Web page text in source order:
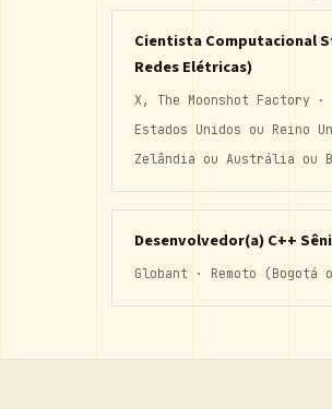
Cientista Computacional
Redes Elétricas)
X, The Moonshot Factory ·
Estados Unidos ou Reino
Zelândia ou Austrália ou
Desenvolvedor(a) C++
Globant · Remoto (Bogotá